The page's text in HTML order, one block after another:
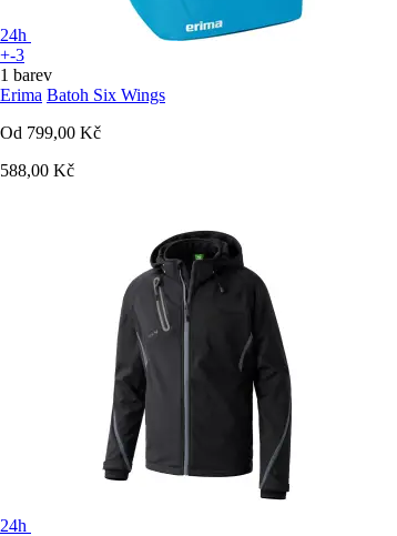
24h
+-3
1 barev
Erima Batoh Six Wings
Od 799,00 Kč
588,00 Kč
24h